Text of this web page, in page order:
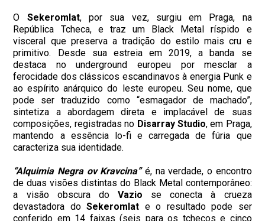
O Sekeromlat, por sua vez, surgiu em Praga, na
República Tcheca, e traz um Black Metal ríspido e
visceral que preserva a tradição do estilo mais cru e
primitivo. Desde sua estreia em 2019, a banda se
destaca no underground europeu por mesclar a
ferocidade dos clássicos escandinavos à energia Punk e
ao espírito anárquico do leste europeu. Seu nome, que
pode ser traduzido como “esmagador de machado”,
sintetiza a abordagem direta e implacável de suas
composições, registradas no Disarray Studio, em Praga,
mantendo a essência lo-fi e carregada de fúria que
caracteriza sua identidade.
“Alquimia Negra ov Kravcina”é, na verdade, o encontro
de duas visões distintas do Black Metal contemporâneo:
a visão obscura do Vazio se conecta à crueza
devastadora doSekeromlat e o resultado pode ser
conferido em 14 faixas (seis para os tchecos e cinco